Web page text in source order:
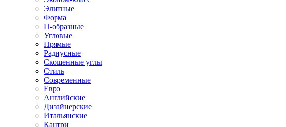
Элитные
Форма
П-образные
Угловые
Прямые
Радиусные
Скошенные углы
Стиль
Современные
Евро
Английские
Дизайнерские
Итальянские
Кантри